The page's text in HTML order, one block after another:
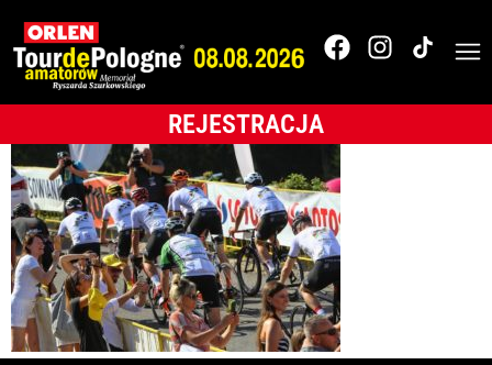
REJESTRACJA
Tour de Pologne
2017